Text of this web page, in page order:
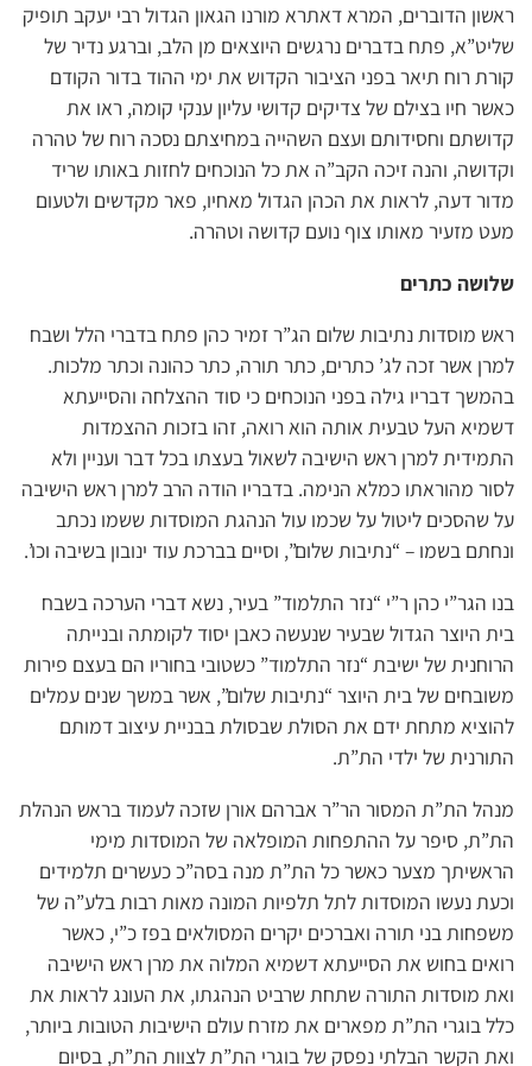
ראשון הדוברים, המרא דאתרא מורנו הגאון הגדול רבי יעקב תופיק
שליט”א, פתח בדברים נרגשים היוצאים מן הלב, וברגע נדיר של
קורת רוח תיאר בפני הציבור הקדוש את ימי ההוד בדור הקודם
כאשר חיו בצילם של צדיקים קדושי עליון ענקי קומה, ראו את
קדושתם וחסידותם ועצם השהייה במחיצתם נסכה רוח של טהרה
וקדושה, והנה זיכה הקב”ה את כל הנוכחים לחזות באותו שריד
מדור דעה, לראות את הכהן הגדול מאחיו, פאר מקדשים ולטעום
מעט מזעיר מאותו צוף נועם קדושה וטהרה.
שלושה כתרים
ראש מוסדות נתיבות שלום הג”ר זמיר כהן פתח בדברי הלל ושבח
למרן אשר זכה לג’ כתרים, כתר תורה, כתר כהונה וכתר מלכות.
בהמשך דבריו גילה בפני הנוכחים כי סוד ההצלחה והסייעתא
דשמיא העל טבעית אותה הוא רואה, זהו בזכות ההצמדות
התמידית למרן ראש הישיבה לשאול בעצתו בכל דבר ועניין ולא
לסור מהוראתו כמלא הנימה. בדבריו הודה הרב למרן ראש הישיבה
על שהסכים ליטול על שכמו עול הנהגת המוסדות ששמו נכתב
ונחתם בשמו – “נתיבות שלום”, וסיים בברכת עוד ינובון בשיבה וכו’.
בנו הגר”י כהן ר”י “נזר התלמוד” בעיר, נשא דברי הערכה בשבח
בית היוצר הגדול שבעיר שנעשה כאבן יסוד לקומתה ובנייתה
הרוחנית של ישיבת “נזר התלמוד” כשטובי בחוריו הם בעצם פירות
משובחים של בית היוצר “נתיבות שלום”, אשר במשך שנים עמלים
להוציא מתחת ידם את הסולת שבסולת בבניית עיצוב דמותם
התורנית של ילדי הת”ת.
מנהל הת”ת המסור הר”ר אברהם אורן שזכה לעמוד בראש הנהלת
הת”ת, סיפר על ההתפחות המופלאה של המוסדות מימי
הראשיתך מצער כאשר כל הת”ת מנה בסה”כ כעשרים תלמידים
וכעת נעשו המוסדות לתל תלפיות המונה מאות רבות בלע”ה של
משפחות בני תורה ואברכים יקרים המסולאים בפז כ”י, כאשר
רואים בחוש את הסייעתא דשמיא המלוה את מרן ראש הישיבה
ואת מוסדות התורה שתחת שרביט הנהגתו, את העונג לראות את
כלל בוגרי הת”ת מפארים את מזרח עולם הישיבות הטובות ביותר,
ואת הקשר הבלתי נפסק של בוגרי הת”ת לצוות הת”ת, בסיום